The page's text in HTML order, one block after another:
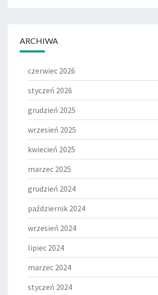
ARCHIWA
czerwiec 2026
styczeń 2026
grudzień 2025
wrzesień 2025
kwiecień 2025
marzec 2025
grudzień 2024
październik 2024
wrzesień 2024
lipiec 2024
marzec 2024
styczeń 2024